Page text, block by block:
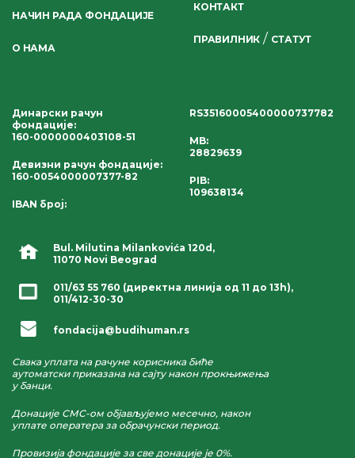
Bul. Milutina Milankovića 120d,
11070 Novi Beograd
011/63 55 760 (директна линија од 11 до 13h),
011/412-30-30
fondacija@budihuman.rs
Свака уплата на рачуне корисника биће
аутоматски приказана на сајту након прокњижења
у банци.
Донације СМС-ом објављујемо месечно, након
уплате оператера за обрачунски период.
Провизија фондације за све донације је 0%.
НАЧИН РАДА ФОНДАЦИЈЕ
О НАМА
КОНТАКТ
ПРАВИЛНИК / СТАТУТ
Динарски рачун
фондације:
160-0000000403108-51
Девизни рачун фондације:
160-0054000007377-82
IBAN број:
RS35160005400000737782
MB:
28829639
PIB:
109638134